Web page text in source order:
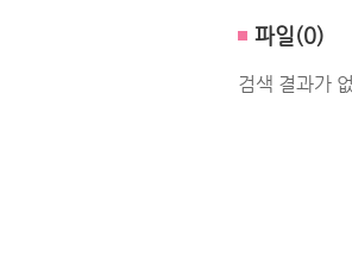
파일(0)
검색 결과가